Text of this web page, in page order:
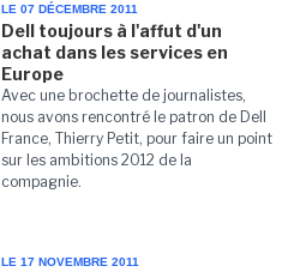
LE 07 DÉCEMBRE 2011
Dell toujours à l'affut d'un
achat dans les services en
Europe
Avec une brochette de journalistes,
nous avons rencontré le patron de Dell
France, Thierry Petit, pour faire un point
sur les ambitions 2012 de la
compagnie.
LE 17 NOVEMBRE 2011